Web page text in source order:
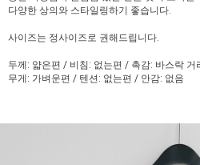
다양한 상의와 스타일링하기 좋습니다.
사이즈는 정사이즈로 권해드립니다.
두께: 얇은편 / 비침: 없는편 / 촉감: 바스락 거
무게: 가벼운편 / 텐션: 없는편 / 안감: 없음